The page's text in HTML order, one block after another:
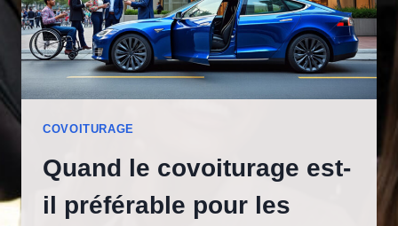
COVOITURAGE
Quand le covoiturage est-
il préférable pour les